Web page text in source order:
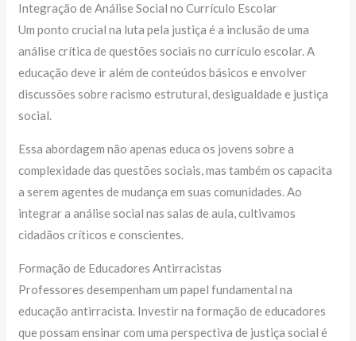
Integração de Análise Social no Currículo Escolar
Um ponto crucial na luta pela justiça é a inclusão de uma
análise crítica de questões sociais no currículo escolar. A
educação deve ir além de conteúdos básicos e envolver
discussões sobre racismo estrutural, desigualdade e justiça
social.
Essa abordagem não apenas educa os jovens sobre a
complexidade das questões sociais, mas também os capacita
a serem agentes de mudança em suas comunidades. Ao
integrar a análise social nas salas de aula, cultivamos
cidadãos críticos e conscientes.
Formação de Educadores Antirracistas
Professores desempenham um papel fundamental na
educação antirracista. Investir na formação de educadores
que possam ensinar com uma perspectiva de justiça social é